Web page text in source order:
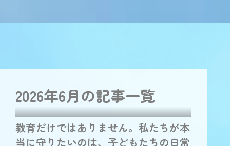
2026年6月の記事一覧
教育だけではありません。私たちが本
当に守りたいのは、子どもたちの日常